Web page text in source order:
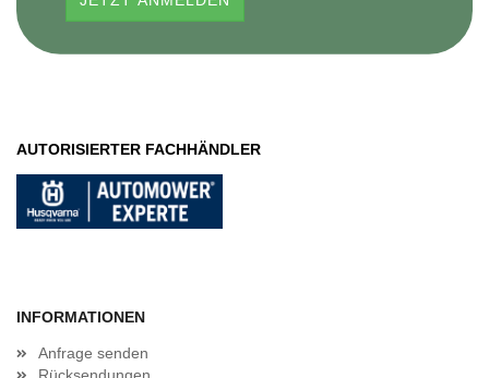
AUTORISIERTER FACHHÄNDLER
INFORMATIONEN
Anfrage senden